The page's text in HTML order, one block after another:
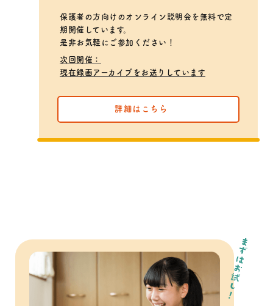
保護者の方向けのオンライン説明会を無料で定
期開催しています。
是非お気軽にご参加ください！
次回開催：
現在録画アーカイブをお送りしています
詳細はこちら
まずはお試し！